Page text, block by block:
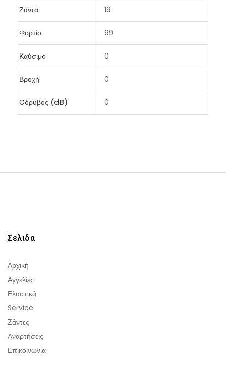
Ζάντα 19
Φορτίο 99
Καύσιμο 0
Βροχή 0
Θόρυβος (dB) 0
Σελιδα
Αρχική
Αγγελίες
Ελαστικά
Service
Ζάντες
Αναρτήσεις
Επικοινωνία